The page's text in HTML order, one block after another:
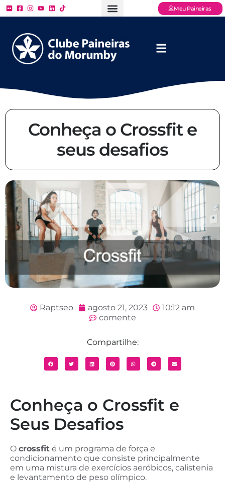
Meu Paineiras
Conheça o Crossfit e
seus desafios
Raptseo agosto 21, 2023
10:12 am
comente
Compartilhe:
Conheça o Crossfit e
Seus Desafios
O crossfit é um programa de força e
condicionamento que consiste principalmente
em uma mistura de exercícios aeróbicos, calistenia
e levantamento de peso olímpico.